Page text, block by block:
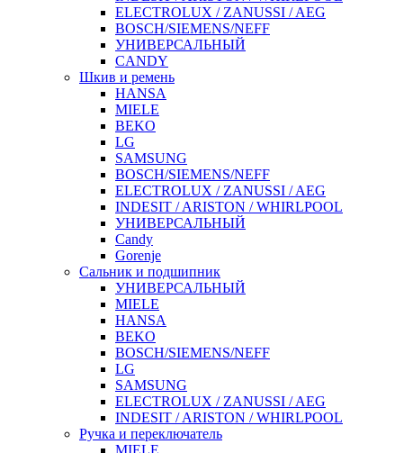
ELECTROLUX / ZANUSSI / AEG
BOSCH/SIEMENS/NEFF
УНИВЕРСАЛЬНЫЙ
CANDY
Шкив и ремень
HANSA
MIELE
BEKO
LG
SAMSUNG
BOSCH/SIEMENS/NEFF
ELECTROLUX / ZANUSSI / AEG
INDESIT / ARISTON / WHIRLPOOL
УНИВЕРСАЛЬНЫЙ
Candy
Gorenje
Сальник и подшипник
УНИВЕРСАЛЬНЫЙ
MIELE
HANSA
BEKO
BOSCH/SIEMENS/NEFF
LG
SAMSUNG
ELECTROLUX / ZANUSSI / AEG
INDESIT / ARISTON / WHIRLPOOL
Ручка и переключатель
MIELE